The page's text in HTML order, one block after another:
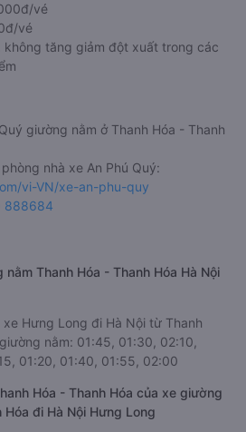
vé
vé
không tăng giảm đột xuất trong các
giường nằm ở Thanh Hóa - Thanh
nhà xe An Phú Quý:
vi-VN/xe-an-phu-quy
888684
Thanh Hóa - Thanh Hóa Hà Nội
Hưng Long đi Hà Nội từ Thanh
nằm: 01:45, 01:30, 02:10,
01:20, 01:40, 01:55, 02:00
Hóa - Thanh Hóa của xe giường
đi Hà Nội Hưng Long